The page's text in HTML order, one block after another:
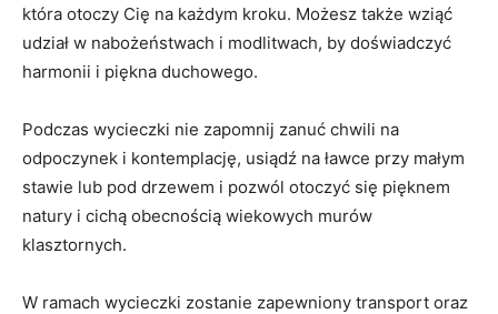
która otoczy Cię na każdym kroku. Możesz także wziąć
udział w nabożeństwach i ⁢modlitwach, by doświadczyć
harmonii i piękna duchowego.
Podczas wycieczki nie zapomnij zanuć chwili na
odpoczynek i‌ kontemplację,‍ usiądź ⁤na ławce przy małym
stawie lub pod drzewem i pozwól otoczyć się pięknem
natury i cichą obecnością wiekowych murów
klasztornych.
W ramach wycieczki zostanie zapewniony transport oraz